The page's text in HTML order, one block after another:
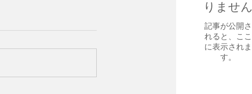
りません
記事が公開さ
れると、ここ
に表示されま
す。